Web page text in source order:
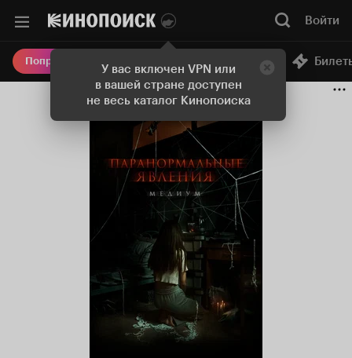
У вас включен VPN или
в вашей стране доступен
не весь каталог Кинопоиска
Войти
Попробовать Плюс Онлайн-кинотеатр